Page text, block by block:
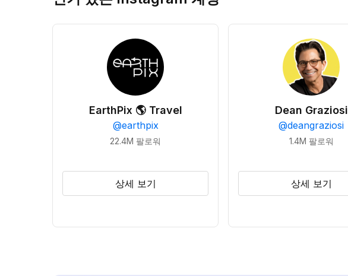
EarthPix 🌎 Travel
@earthpix
22.4M 팔로워
상세 보기
Dean Graziosi
@deangraziosi
1.4M 팔로워
상세 보기